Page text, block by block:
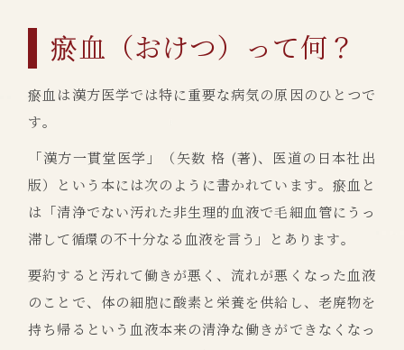
瘀血（おけつ）って何？
瘀血は漢方医学では特に重要な病気の原因のひとつで
す。
「漢方一貫堂医学」（矢数 格 (著)、医道の日本社出
版）という本には次のように書かれています。瘀血と
は「清浄でない汚れた非生理的血液で毛細血管にうっ
滞して循環の不十分なる血液を言う」とあります。
要約すると汚れて働きが悪く、流れが悪くなった血液
のことで、体の細胞に酸素と栄養を供給し、老廃物を
持ち帰るという血液本来の清浄な働きができなくなっ